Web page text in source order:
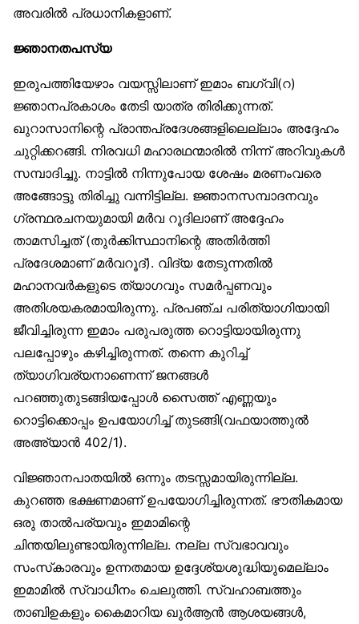
അവരില്‍ പ്രധാനികളാണ്.
ജ്ഞാനതപസ്യ
ഇരുപത്തിയേഴാം വയസ്സിലാണ് ഇമാം ബഗ്‌വി(റ)
ജ്ഞാനപ്രകാശം തേടി യാത്ര തിരിക്കുന്നത്.
ഖുറാസാനിന്റെ പ്രാന്തപ്രദേശങ്ങളിലെല്ലാം അദ്ദേഹം
ചുറ്റിക്കറങ്ങി. നിരവധി മഹാരഥന്മാരില്‍ നിന്ന് അറിവുകള്‍
സമ്പാദിച്ചു. നാട്ടില്‍ നിന്നുപോയ ശേഷം മരണംവരെ
അങ്ങോട്ടു തിരിച്ചു വന്നിട്ടില്ല. ജ്ഞാനസമ്പാദനവും
ഗ്രന്ഥരചനയുമായി മര്‍വ റൂദിലാണ് അദ്ദേഹം
താമസിച്ചത് (തുര്‍ക്കിസ്ഥാനിന്റെ അതിര്‍ത്തി
പ്രദേശമാണ് മര്‍വറൂദ്). വിദ്യ തേടുന്നതില്‍
മഹാനവര്‍കളുടെ ത്യാഗവും സമര്‍പ്പണവും
അതിശയകരമായിരുന്നു. പ്രപഞ്ച പരിത്യാഗിയായി
ജീവിച്ചിരുന്ന ഇമാം പരുപരുത്ത റൊട്ടിയായിരുന്നു
പലപ്പോഴും കഴിച്ചിരുന്നത്. തന്നെ കുറിച്ച്
ത്യാഗിവര്യനാണെന്ന് ജനങ്ങള്‍
പറഞ്ഞുതുടങ്ങിയപ്പോള്‍ സൈത്ത് എണ്ണയും
റൊട്ടിക്കൊപ്പം ഉപയോഗിച്ച് തുടങ്ങി(വഫയാത്തുല്‍
അഅ്‌യാന്‍ 402/1).
വിജ്ഞാനപാതയില്‍ ഒന്നും തടസ്സമായിരുന്നില്ല.
കുറഞ്ഞ ഭക്ഷണമാണ് ഉപയോഗിച്ചിരുന്നത്. ഭൗതികമായ
ഒരു താല്‍പര്യവും ഇമാമിന്റെ
ചിന്തയിലുണ്ടായിരുന്നില്ല. നല്ല സ്വഭാവവും
സംസ്‌കാരവും ഉന്നതമായ ഉദ്ദേശ്യശുദ്ധിയുമെല്ലാം
ഇമാമില്‍ സ്വാധീനം ചെലുത്തി. സ്വഹാബത്തും
താബിഉകളും കൈമാറിയ ഖുര്‍ആന്‍ ആശയങ്ങള്‍,